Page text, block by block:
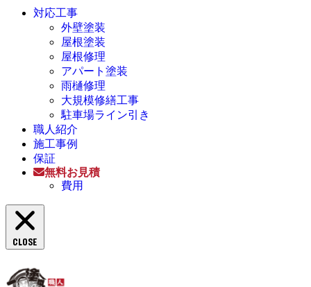
対応工事
外壁塗装
屋根塗装
屋根修理
アパート塗装
雨樋修理
大規模修繕工事
駐車場ライン引き
職人紹介
施工事例
保証
無料お見積
費用
CLOSE